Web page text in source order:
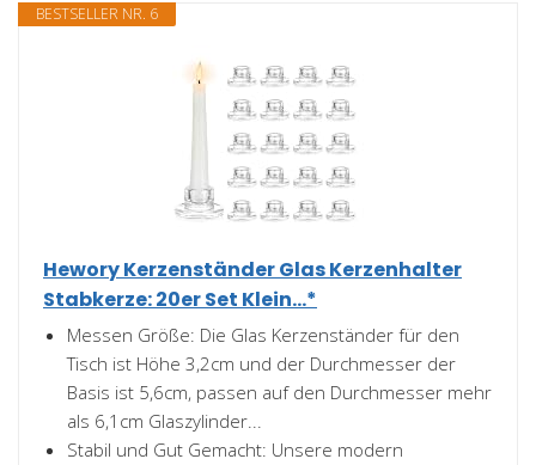
BESTSELLER NR. 6
Hewory Kerzenständer Glas Kerzenhalter
Stabkerze: 20er Set Klein...*
Messen Größe: Die Glas Kerzenständer für den
Tisch ist Höhe 3,2cm und der Durchmesser der
Basis ist 5,6cm, passen auf den Durchmesser mehr
als 6,1cm Glaszylinder...
Stabil und Gut Gemacht: Unsere modern